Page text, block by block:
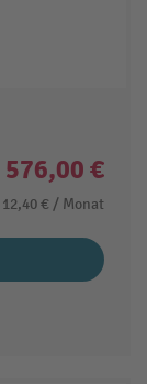
576,00 €
12,40 € / Monat